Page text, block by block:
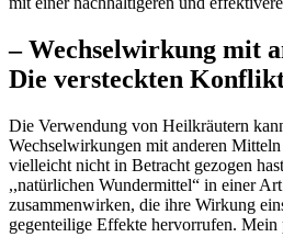
– Wechselwirkung mit
Die ‍versteckten
Die Verwendung von​ Heilkräutern
Wechselwirkungen⁣ mit anderen
vielleicht nicht in Betracht ⁤gezogen
,,natürlichen Wundermittel“ in einer
zusammenwirken, die ihre Wirkung
‍gegenteilige ⁣Effekte hervorrufen. Mein